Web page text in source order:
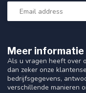
Meer informatie
Als u vragen heeft over
dan zeker onze
bedrijfsgegevens,
verschillende manieren